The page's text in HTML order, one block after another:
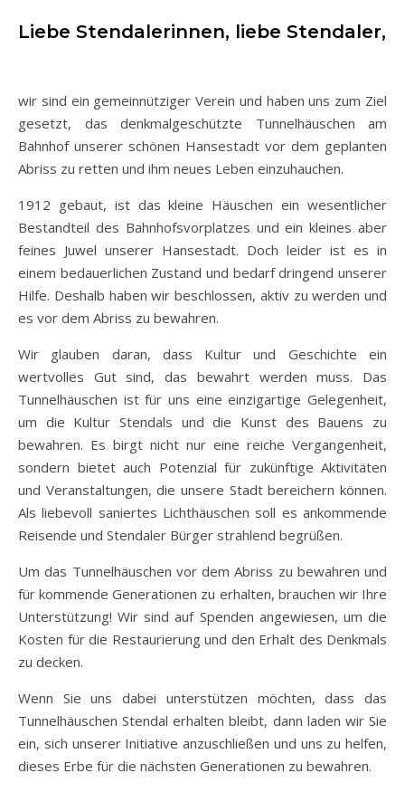
Liebe Stendalerinnen, liebe Stendaler,
wir sind ein gemeinnütziger Verein und haben uns zum Ziel
gesetzt, das denkmalgeschützte Tunnelhäuschen am
Bahnhof unserer schönen Hansestadt vor dem geplanten
Abriss zu retten und ihm neues Leben einzuhauchen.
1912 gebaut, ist das kleine Häuschen ein wesentlicher
Bestandteil des Bahnhofsvorplatzes und ein kleines aber
feines Juwel unserer Hansestadt. Doch leider ist es in
einem bedauerlichen Zustand und bedarf dringend unserer
Hilfe. Deshalb haben wir beschlossen, aktiv zu werden und
es vor dem Abriss zu bewahren.
Wir glauben daran, dass Kultur und Geschichte ein
wertvolles Gut sind, das bewahrt werden muss. Das
Tunnelhäuschen ist für uns eine einzigartige Gelegenheit,
um die Kultur Stendals und die Kunst des Bauens zu
bewahren. Es birgt nicht nur eine reiche Vergangenheit,
sondern bietet auch Potenzial für zukünftige Aktivitäten
und Veranstaltungen, die unsere Stadt bereichern können.
Als liebevoll saniertes Lichthäuschen soll es ankommende
Reisende und Stendaler Bürger strahlend begrüßen.
Um das Tunnelhäuschen vor dem Abriss zu bewahren und
für kommende Generationen zu erhalten, brauchen wir Ihre
Unterstützung! Wir sind auf Spenden angewiesen, um die
Kosten für die Restaurierung und den Erhalt des Denkmals
zu decken.
Wenn Sie uns dabei unterstützen möchten, dass das
Tunnelhäuschen Stendal erhalten bleibt, dann laden wir Sie
ein, sich unserer Initiative anzuschließen und uns zu helfen,
dieses Erbe für die nächsten Generationen zu bewahren.